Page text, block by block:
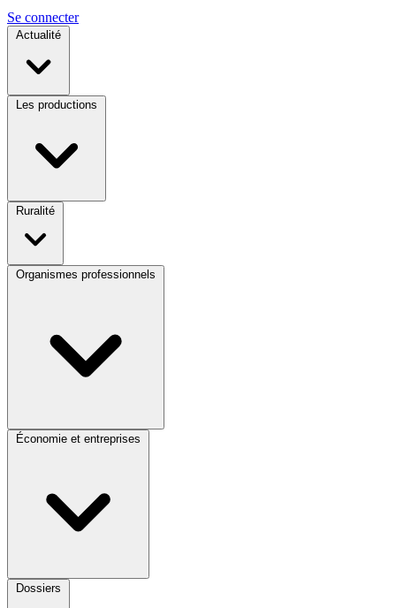
Se connecter
Actualité
Les productions
Ruralité
Organismes professionnels
Économie et entreprises
Dossiers